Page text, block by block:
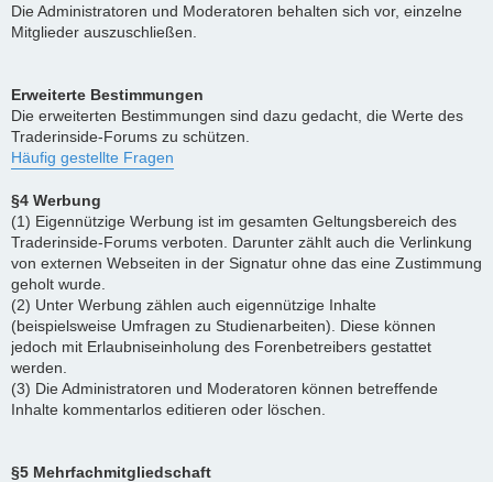
Die Administratoren und Moderatoren behalten sich vor, einzelne
Mitglieder auszuschließen.
Erweiterte Bestimmungen
Die erweiterten Bestimmungen sind dazu gedacht, die Werte des
Traderinside-Forums zu schützen.
Häufig gestellte Fragen
§4 Werbung
(1) Eigennützige Werbung ist im gesamten Geltungsbereich des
Traderinside-Forums verboten. Darunter zählt auch die Verlinkung
von externen Webseiten in der Signatur ohne das eine Zustimmung
geholt wurde.
(2) Unter Werbung zählen auch eigennützige Inhalte
(beispielsweise Umfragen zu Studienarbeiten). Diese können
jedoch mit Erlaubniseinholung des Forenbetreibers gestattet
werden.
(3) Die Administratoren und Moderatoren können betreffende
Inhalte kommentarlos editieren oder löschen.
§5 Mehrfachmitgliedschaft